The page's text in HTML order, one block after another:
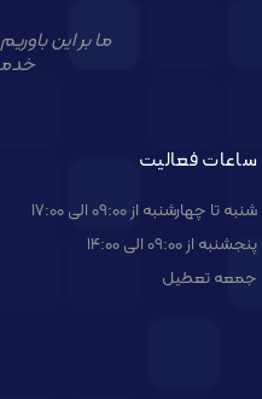
ما بر این
ساعات فعالیت
شنبه تا چهارشنبه از 09:00 الی 17:00
پنجشنبه از 09:00 الی 14:00
جمعه تعطیل